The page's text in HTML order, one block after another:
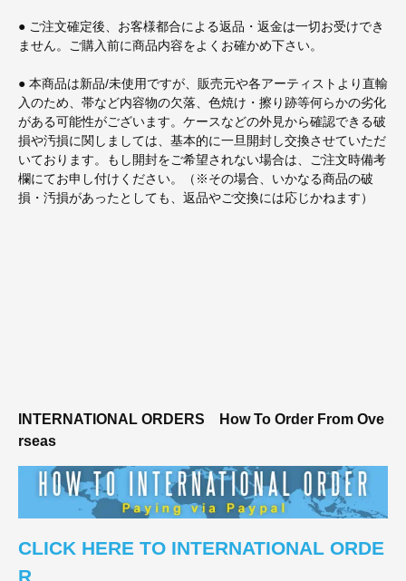
● ご注文確定後、お客様都合による返品・返金は一切お受けでき
ません。ご購入前に商品内容をよくお確かめ下さい。
● 本商品は新品/未使用ですが、販売元や各アーティストより直輸
入のため、帯など内容物の欠落、色焼け・擦り跡等何らかの劣化
がある可能性がございます。ケースなどの外見から確認できる破
損や汚損に関しましては、基本的に一旦開封し交換させていただ
いております。もし開封をご希望されない場合は、ご注文時備考
欄にてお申し付けください。（※その場合、いかなる商品の破
損・汚損があったとしても、返品やご交換には応じかねます）
INTERNATIONAL ORDERS How To Order From Ove
rseas
CLICK HERE TO INTERNATIONAL ORDE
R